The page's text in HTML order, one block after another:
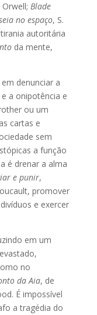
Blade
no espaço, S.
autoritária
da mente,
denunciar a
a onipotência e
ou um
cartas e
sem
a função
é drenar a alma
e punir,
promover
e exercer
em um
no
da Aia, de
É impossível
a tragédia do